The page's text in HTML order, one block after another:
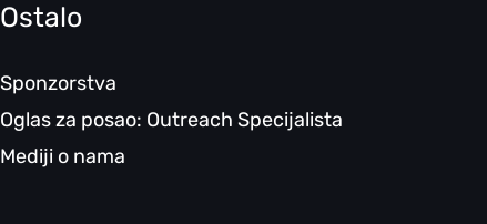
Ostalo
Sponzorstva
Oglas za posao: Outreach Specijalista
Mediji o nama